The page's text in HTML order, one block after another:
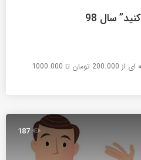
سال 98
تعرفه قیمت ها سال 98 1- تیزر دقیقه ای از 200.000 تومان تا 1000.000